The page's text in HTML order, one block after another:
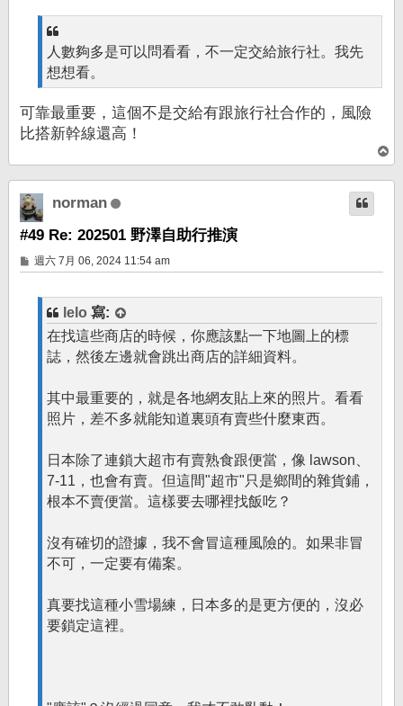
人數夠多是可以問看看，不一定交給旅行社。我先
想想看。
可靠最重要，這個不是交給有跟旅行社合作的，風險
比搭新幹線還高！
頂
端
norman
#49 Re: 202501 野澤自助行推演
文
章
週六 7月 06, 2024 11:54 am
lelo 寫:
在找這些商店的時候，你應該點一下地圖上的標
誌，然後左邊就會跳出商店的詳細資料。
其中最重要的，就是各地網友貼上來的照片。看看
照片，差不多就能知道裏頭有賣些什麼東西。
日本除了連鎖大超市有賣熟食跟便當，像 lawson、
7-11，也會有賣。但這間"超市"只是鄉間的雜貨鋪，
根本不賣便當。這樣要去哪裡找飯吃？
沒有確切的證據，我不會冒這種風險的。如果非冒
不可，一定要有備案。
真要找這種小雪場練，日本多的是更方便的，沒必
要鎖定這裡。